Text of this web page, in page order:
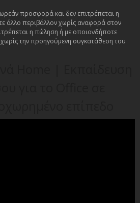
προσφορά και δεν επιτρέπεται η
άλλο περιβάλλον χωρίς αναφορά στον
η πώληση ή με οποιονδήποτε
την προηγούμενη συγκατάθεση του